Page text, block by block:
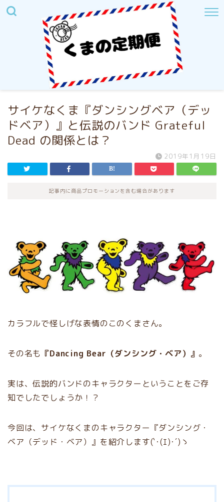
サイケなくま『ダンシングベア（デッ
ドベア）』と伝説のバンド Grateful
Dead の関係とは？
2019年1月19日
記事内に商品プロモーションを含む場合があります
カラフルで怪しげな表情のこのくまさん。
その名も 『Dancing Bear（ダンシング・ベア）』 。
実は、伝説的バンドのキャラクターということをご存
知でしたでしょうか！？
今回は、サイケなくまのキャラクター『ダンシング・
ベア（デッド・ベア）』を紹介します(`･(ｴ)･´)ゝ